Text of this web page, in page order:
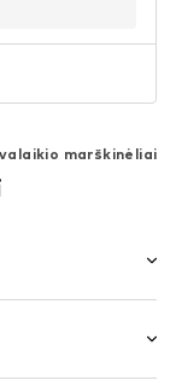
marškinėliai